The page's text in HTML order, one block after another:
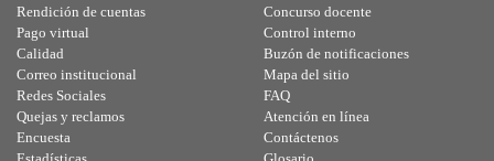
Rendición de cuentas
Pago virtual
Calidad
Concurso docente
Control interno
Buzón de notificaciones
Correo institucional
Redes Sociales
Quejas y reclamos
Encuesta
Mapa del sitio
FAQ
Atención en línea
Contáctenos